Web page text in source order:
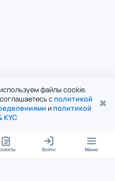
файлы cookie.
с политикой
и политикой
KYC
✖
Войти Меню